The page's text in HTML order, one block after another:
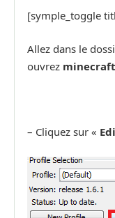
[symple_toggle
Allez dans le
ouvrez
– Cliquez sur «